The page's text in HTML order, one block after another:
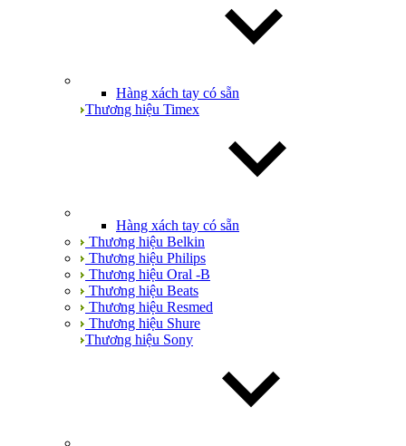
Hàng xách tay có sẵn
Thương hiệu Timex
Hàng xách tay có sẵn
Thương hiệu Belkin
Thương hiệu Philips
Thương hiệu Oral -B
Thương hiệu Beats
Thương hiệu Resmed
Thương hiệu Shure
Thương hiệu Sony